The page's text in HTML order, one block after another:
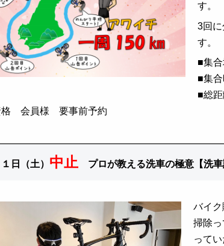
す。
3回に
す。
■集
■集合
■総
格 会員様 要事前予約
日（土） 中止 プロが教える洗車の極意【洗車
バイ
掃除
って